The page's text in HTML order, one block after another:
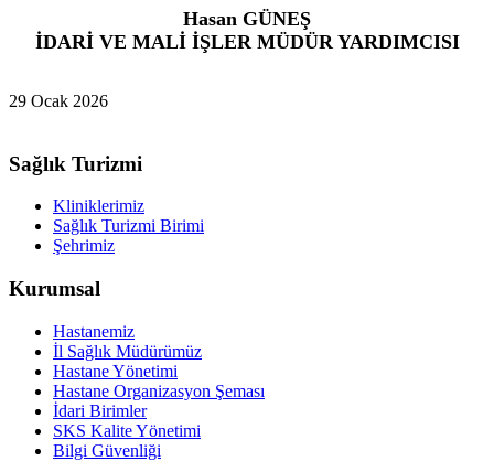
Hasan GÜNEŞ
İDARİ VE MALİ İŞLER MÜDÜR YARDIMCISI
29 Ocak 2026
Sağlık Turizmi
Kliniklerimiz
Sağlık Turizmi Birimi
Şehrimiz
Kurumsal
Hastanemiz
İl Sağlık Müdürümüz
Hastane Yönetimi
Hastane Organizasyon Şeması
İdari Birimler
SKS Kalite Yönetimi
Bilgi Güvenliği